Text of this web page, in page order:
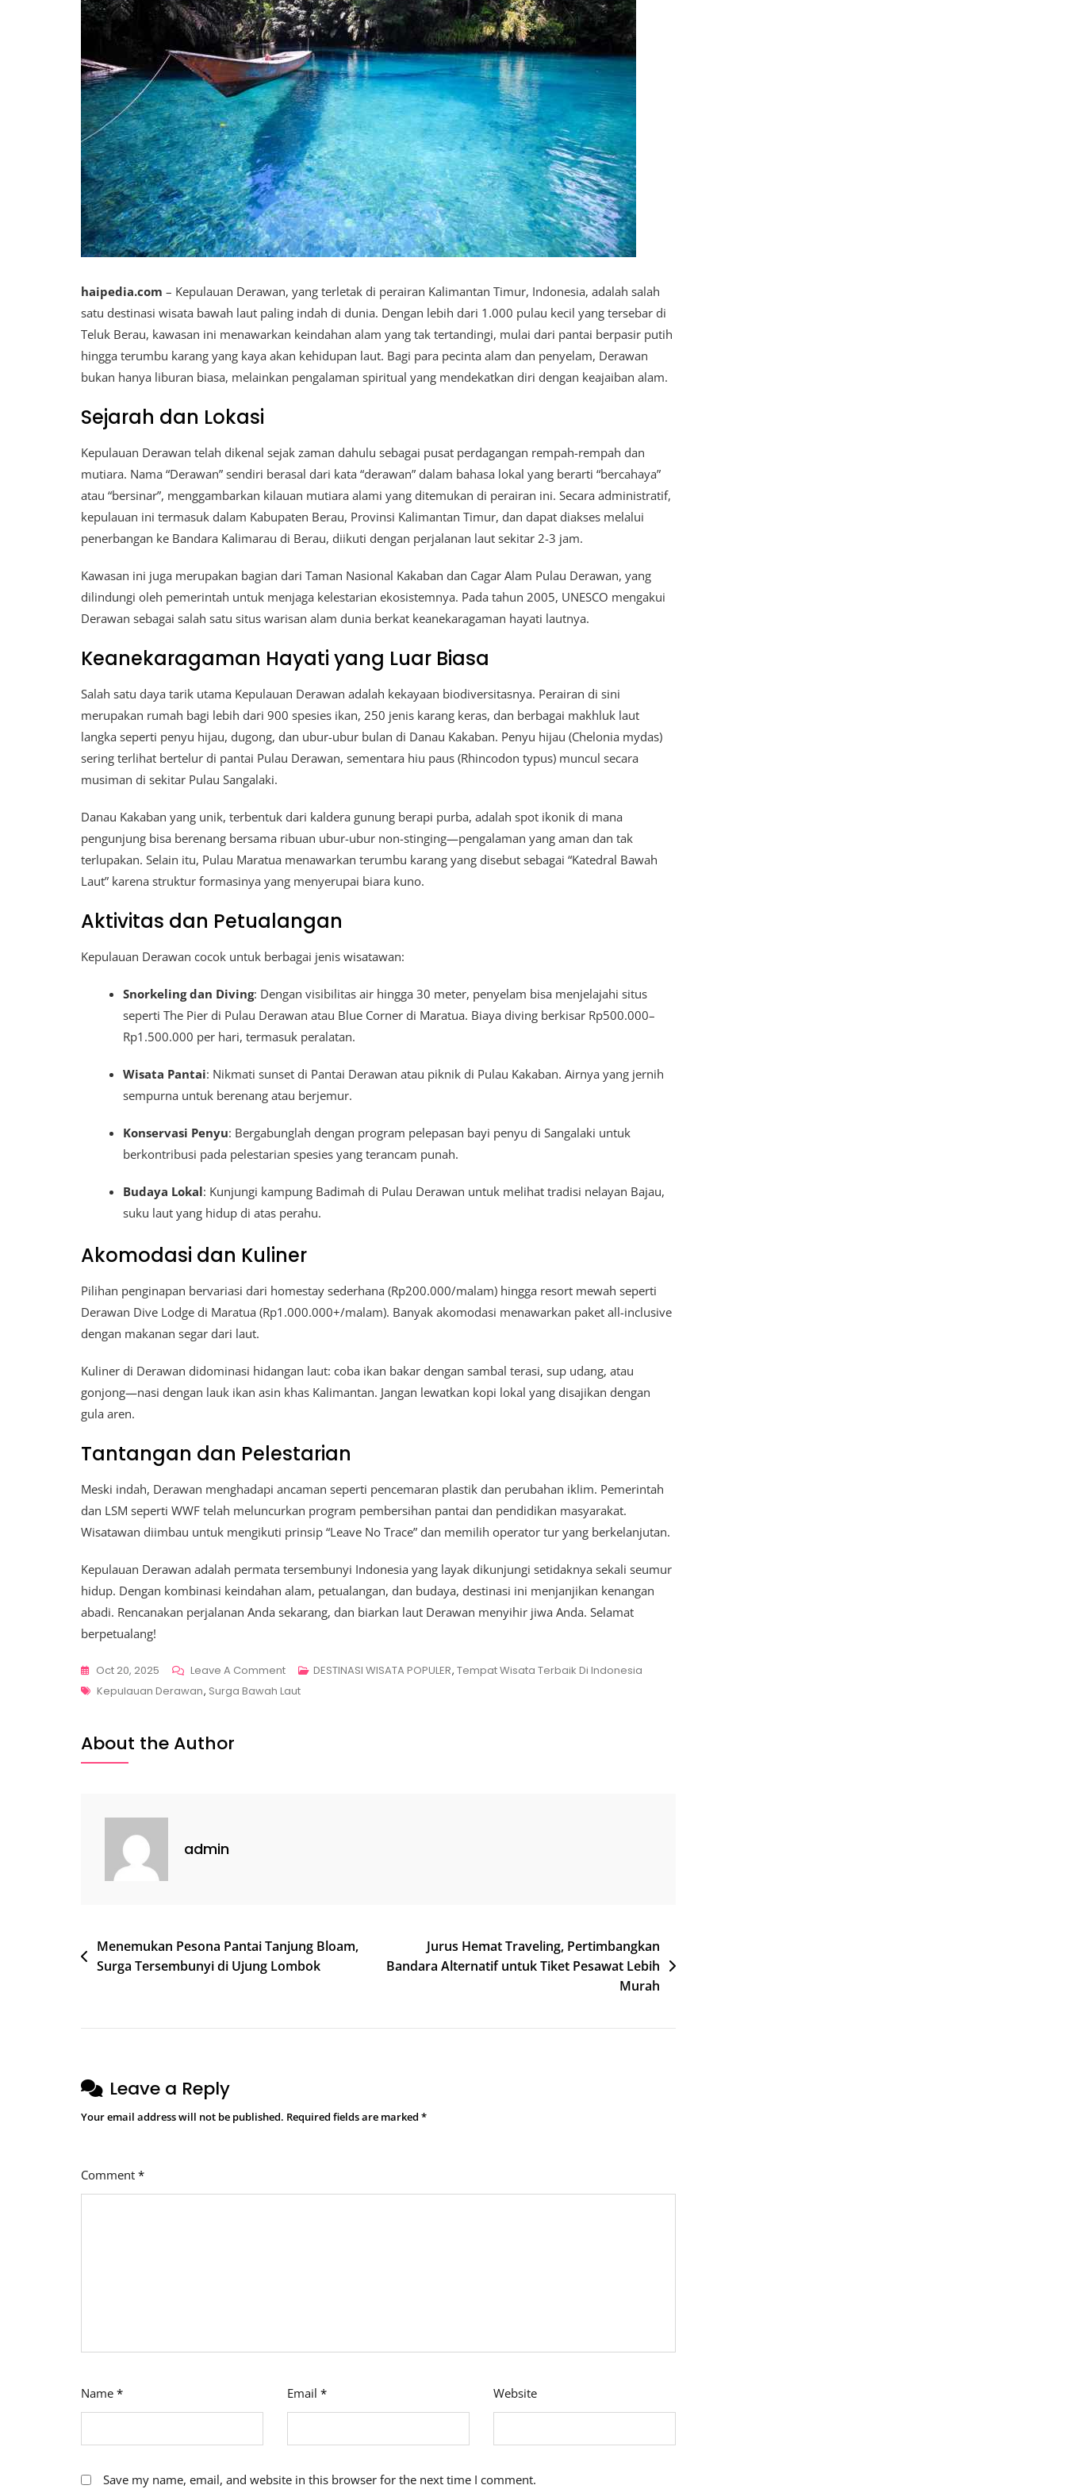
haipedia.com – Kepulauan Derawan, yang terletak di perairan Kalimantan Timur, Indonesia, adalah salah
satu destinasi wisata bawah laut paling indah di dunia. Dengan lebih dari 1.000 pulau kecil yang tersebar di
Teluk Berau, kawasan ini menawarkan keindahan alam yang tak tertandingi, mulai dari pantai berpasir putih
hingga terumbu karang yang kaya akan kehidupan laut. Bagi para pecinta alam dan penyelam, Derawan
bukan hanya liburan biasa, melainkan pengalaman spiritual yang mendekatkan diri dengan keajaiban alam.
Sejarah dan Lokasi
Kepulauan Derawan telah dikenal sejak zaman dahulu sebagai pusat perdagangan rempah-rempah dan
mutiara. Nama “Derawan” sendiri berasal dari kata “derawan” dalam bahasa lokal yang berarti “bercahaya”
atau “bersinar”, menggambarkan kilauan mutiara alami yang ditemukan di perairan ini. Secara administratif,
kepulauan ini termasuk dalam Kabupaten Berau, Provinsi Kalimantan Timur, dan dapat diakses melalui
penerbangan ke Bandara Kalimarau di Berau, diikuti dengan perjalanan laut sekitar 2-3 jam.
Kawasan ini juga merupakan bagian dari Taman Nasional Kakaban dan Cagar Alam Pulau Derawan, yang
dilindungi oleh pemerintah untuk menjaga kelestarian ekosistemnya. Pada tahun 2005, UNESCO mengakui
Derawan sebagai salah satu situs warisan alam dunia berkat keanekaragaman hayati lautnya.
Keanekaragaman Hayati yang Luar Biasa
Salah satu daya tarik utama Kepulauan Derawan adalah kekayaan biodiversitasnya. Perairan di sini
merupakan rumah bagi lebih dari 900 spesies ikan, 250 jenis karang keras, dan berbagai makhluk laut
langka seperti penyu hijau, dugong, dan ubur-ubur bulan di Danau Kakaban. Penyu hijau (Chelonia mydas)
sering terlihat bertelur di pantai Pulau Derawan, sementara hiu paus (Rhincodon typus) muncul secara
musiman di sekitar Pulau Sangalaki.
Danau Kakaban yang unik, terbentuk dari kaldera gunung berapi purba, adalah spot ikonik di mana
pengunjung bisa berenang bersama ribuan ubur-ubur non-stinging—pengalaman yang aman dan tak
terlupakan. Selain itu, Pulau Maratua menawarkan terumbu karang yang disebut sebagai “Katedral Bawah
Laut” karena struktur formasinya yang menyerupai biara kuno.
Aktivitas dan Petualangan
Kepulauan Derawan cocok untuk berbagai jenis wisatawan:
Snorkeling dan Diving: Dengan visibilitas air hingga 30 meter, penyelam bisa menjelajahi situs
seperti The Pier di Pulau Derawan atau Blue Corner di Maratua. Biaya diving berkisar Rp500.000–
Rp1.500.000 per hari, termasuk peralatan.
Wisata Pantai: Nikmati sunset di Pantai Derawan atau piknik di Pulau Kakaban. Airnya yang jernih
sempurna untuk berenang atau berjemur.
Konservasi Penyu: Bergabunglah dengan program pelepasan bayi penyu di Sangalaki untuk
berkontribusi pada pelestarian spesies yang terancam punah.
Budaya Lokal: Kunjungi kampung Badimah di Pulau Derawan untuk melihat tradisi nelayan Bajau,
suku laut yang hidup di atas perahu.
Akomodasi dan Kuliner
Pilihan penginapan bervariasi dari homestay sederhana (Rp200.000/malam) hingga resort mewah seperti
Derawan Dive Lodge di Maratua (Rp1.000.000+/malam). Banyak akomodasi menawarkan paket all-inclusive
dengan makanan segar dari laut.
Kuliner di Derawan didominasi hidangan laut: coba ikan bakar dengan sambal terasi, sup udang, atau
gonjong—nasi dengan lauk ikan asin khas Kalimantan. Jangan lewatkan kopi lokal yang disajikan dengan
gula aren.
Tantangan dan Pelestarian
Meski indah, Derawan menghadapi ancaman seperti pencemaran plastik dan perubahan iklim. Pemerintah
dan LSM seperti WWF telah meluncurkan program pembersihan pantai dan pendidikan masyarakat.
Wisatawan diimbau untuk mengikuti prinsip “Leave No Trace” dan memilih operator tur yang berkelanjutan.
Kepulauan Derawan adalah permata tersembunyi Indonesia yang layak dikunjungi setidaknya sekali seumur
hidup. Dengan kombinasi keindahan alam, petualangan, dan budaya, destinasi ini menjanjikan kenangan
abadi. Rencanakan perjalanan Anda sekarang, dan biarkan laut Derawan menyihir jiwa Anda. Selamat
berpetualang!
Oct 20, 2025 Leave A CommentOn
Kepulauan
DESTINASI WISATA POPULER, Tempat Wisata Terbaik Di Indonesia
Tags
Kepulauan Derawan, Surga Bawah Laut
About the Author
admin
Post
navigation
Menemukan Pesona Pantai Tanjung Bloam,
Surga Tersembunyi di Ujung Lombok
Jurus Hemat Traveling, Pertimbangkan
Bandara Alternatif untuk Tiket Pesawat Lebih
Murah
Leave a Reply
Your email address will not be published. Required fields are marked *
Comment *
Name * Email * Website
Save my name, email, and website in this browser for the next time I comment.